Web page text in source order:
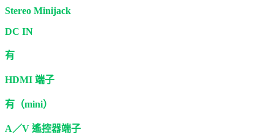
Stereo Minijack
DC IN
有
HDMI 端子
有（mini）
A／V 遙控器端子